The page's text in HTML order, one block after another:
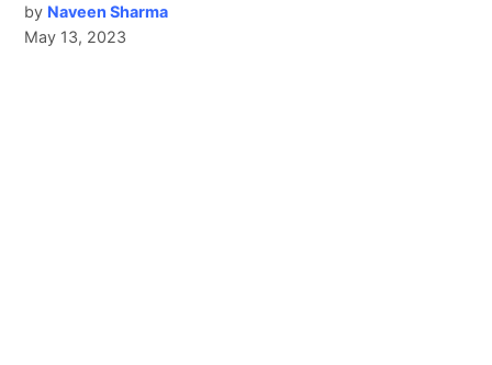
by Naveen Sharma
May 13, 2023